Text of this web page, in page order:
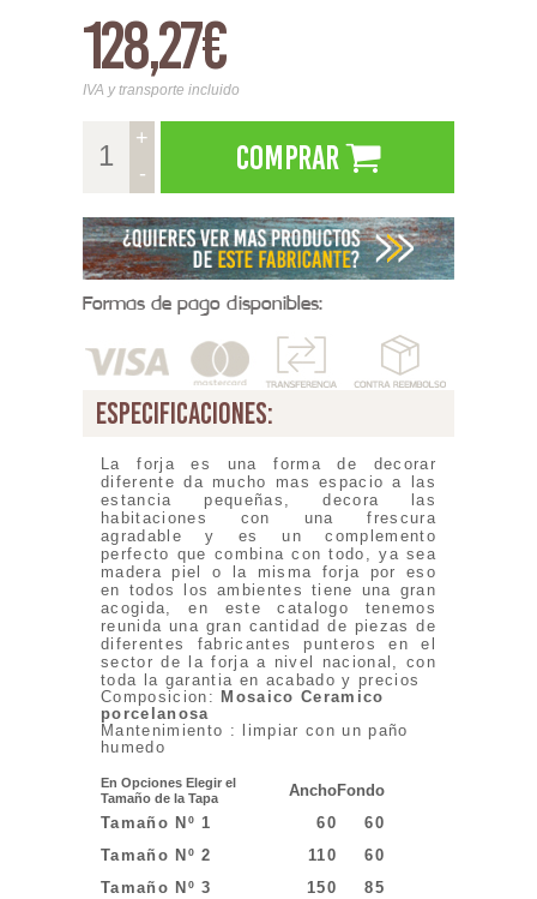
128,27€
IVA y transporte incluido
+
-
Comprar
Formas de pago disponibles:
especificaciones:
La forja es una forma de decorar
diferente da mucho mas espacio a las
estancia pequeñas, decora las
habitaciones con una frescura
agradable y es un complemento
perfecto que combina con todo, ya sea
madera piel o la misma forja por eso
en todos los ambientes tiene una gran
acogida, en este catalogo tenemos
reunida una gran cantidad de piezas de
diferentes fabricantes punteros en el
sector de la forja a nivel nacional, con
toda la garantia en acabado y precios
Composicion: Mosaico Ceramico
porcelanosa
Mantenimiento : limpiar con un paño
humedo
En Opciones Elegir el
Tamaño de la Tapa
AnchoFondo
Tamaño Nº 1
60
60
Tamaño Nº 2
110
60
Tamaño Nº 3
150
85